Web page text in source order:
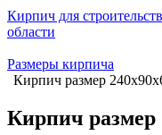
Кирпич для
области
Размеры кирпича
Кирпич размер
Кирпич размер